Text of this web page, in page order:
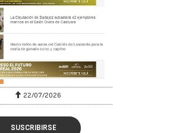
22/07/2026
SUSCRIBIRSE